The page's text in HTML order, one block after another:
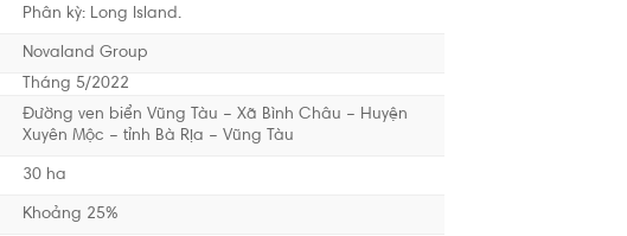
Phân kỳ: Long Island.
Novaland Group
Tháng 5/2022
Đường ven biển Vũng Tàu – Xã Bình Châu – Huyện
Xuyên Mộc – tỉnh Bà Rịa – Vũng Tàu
30 ha
Khoảng 25%